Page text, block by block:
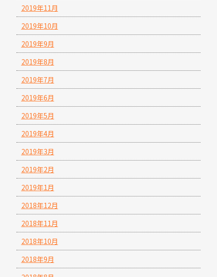
2019年11月
2019年10月
2019年9月
2019年8月
2019年7月
2019年6月
2019年5月
2019年4月
2019年3月
2019年2月
2019年1月
2018年12月
2018年11月
2018年10月
2018年9月